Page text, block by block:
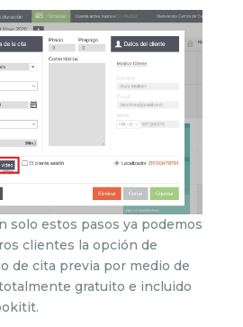
solo estos pasos ya podemos
clientes la opción de
de cita previa por medio de
gratuito e incluido